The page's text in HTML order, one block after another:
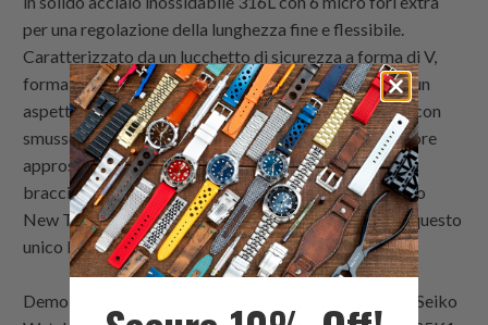
per una regolazione della lunghezza fine e flessibile.
Caratterizzato da un lucchetto di sicurezza a forma di V,
forma aerodinamica e design con bordi smussati per un
aspetto più massiccio.La fibbia a doppio bloccaggio con
smusso è ideale per cinturini di orologi con uno spessore
approssimativo di 4,0 - 5,0 mm. Un'altra fantastica
bracciale in acciaio inossidabile aftermarket per Seiko
New Turtles. Oggi sostituisci il tuo Seiko Divers con questo
unico bracciale aftermarket.
Demo orologi con cinturini per orologi di Strapcode : Seiko